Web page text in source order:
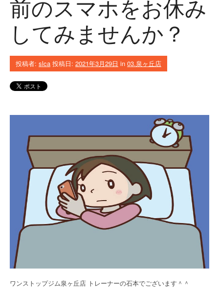
前のスマホをお休み
してみませんか？
投稿者: slca 投稿日: 2021年3月29日 in 03.泉ヶ丘店
ワンストップジム泉ヶ丘店 トレーナーの石本でございます＾＾